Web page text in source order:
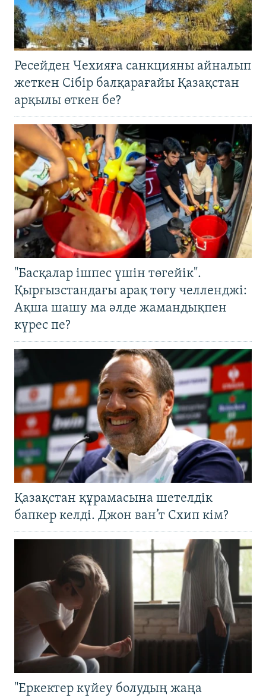
Ресейден Чехияға санкцияны айналып
жеткен Сібір балқарағайы Қазақстан
арқылы өткен бе?
"Басқалар ішпес үшін төгейік".
Қырғызстандағы арақ төгу челленджі:
Ақша шашу ма әлде жамандықпен
күрес пе?
Қазақстан құрамасына шетелдік
бапкер келді. Джон ван’т Схип кім?
"Еркектер күйеу болудың жаңа